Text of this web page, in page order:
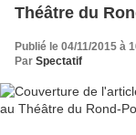
Théâtre du
Publié le 04/11/2015 à
Par Spectatif